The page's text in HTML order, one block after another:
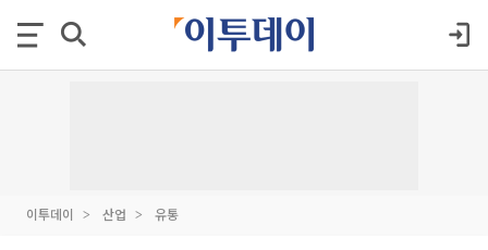
이투데이 산업 유통